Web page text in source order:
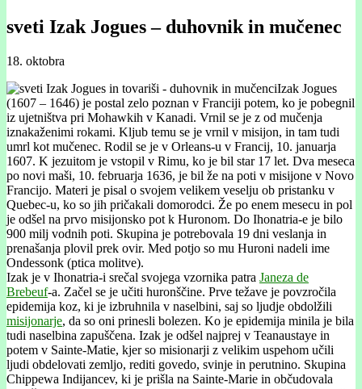
sveti Izak Jogues – duhovnik in mučenec
18. oktobra
Izak Jogues
(1607 – 1646) je postal zelo poznan v Franciji potem, ko je pobegnil
iz ujetništva pri Mohawkih v Kanadi. Vrnil se je z od mučenja
iznakaženimi rokami. Kljub temu se je vrnil v misijon, in tam tudi
umrl kot mučenec. Rodil se je v Orleans-u v Francij, 10. januarja
1607. K jezuitom je vstopil v Rimu, ko je bil star 17 let. Dva meseca
po novi maši, 10. februarja 1636, je bil že na poti v misijone v Novo
Francijo. Materi je pisal o svojem velikem veselju ob pristanku v
Quebec-u, ko so jih pričakali domorodci. Že po enem mesecu in pol
je odšel na prvo misijonsko pot k Huronom. Do Ihonatria-e je bilo
900 milj vodnih poti. Skupina je potrebovala 19 dni veslanja in
prenašanja plovil prek ovir. Med potjo so mu Huroni nadeli ime
Ondessonk (ptica molitve).
Izak je v Ihonatria-i srečal svojega vzornika patra Janeza de
Brebeuf-a. Začel se je učiti huronščine. Prve težave je povzročila
epidemija koz, ki je izbruhnila v naselbini, saj so ljudje obdolžili
misijonarje, da so oni prinesli bolezen. Ko je epidemija minila je bila
tudi naselbina zapuščena. Izak je odšel najprej v Teanaustaye in
potem v Sainte-Matie, kjer so misionarji z velikim uspehom učili
ljudi obdelovati zemljo, rediti govedo, svinje in perutnino. Skupina
Chippewa Indijancev, ki je prišla na Sainte-Marie in občudovala